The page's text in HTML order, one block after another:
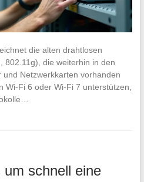
die alten drahtlosen
802.11g), die weiterhin in den
Netzwerkkarten vorhanden
Wi-Fi 6 oder Wi-Fi 7 unterstützen,
schnell eine